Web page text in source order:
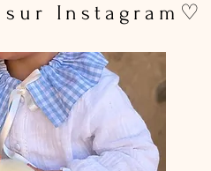
Instagram♡